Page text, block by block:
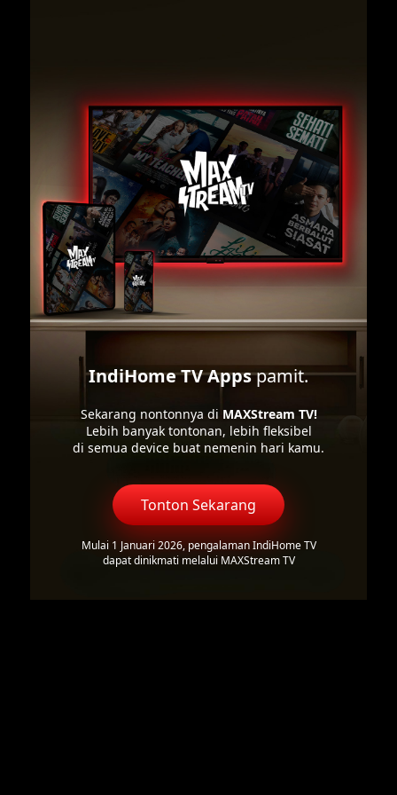
IndiHome TV Appspamit.
Sekarang nontonnya di MAXStream TV!
Lebih banyak tontonan, lebih fleksibel
di semua device buat nemenin hari kamu.
Tonton Sekarang
Mulai 1 Januari 2026, pengalaman IndiHome TV
dapat dinikmati melalui MAXStream TV